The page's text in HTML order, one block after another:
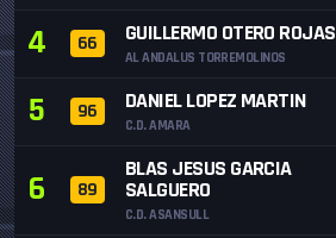
4 66 GUILLERMO OTERO ROJAS
AL ANDALUS TORREMOLINOS
5 96 DANIEL LOPEZ MARTIN
C.D. AMARA
6 89
BLAS JESUS GARCIA
SALGUERO
C.D. ASANSULL